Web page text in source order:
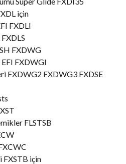
için
FXDLI
FXDWG
FXDWGI
FXDWG2 FXDWG3 FXDSE
FLSTSB
FXSTB için